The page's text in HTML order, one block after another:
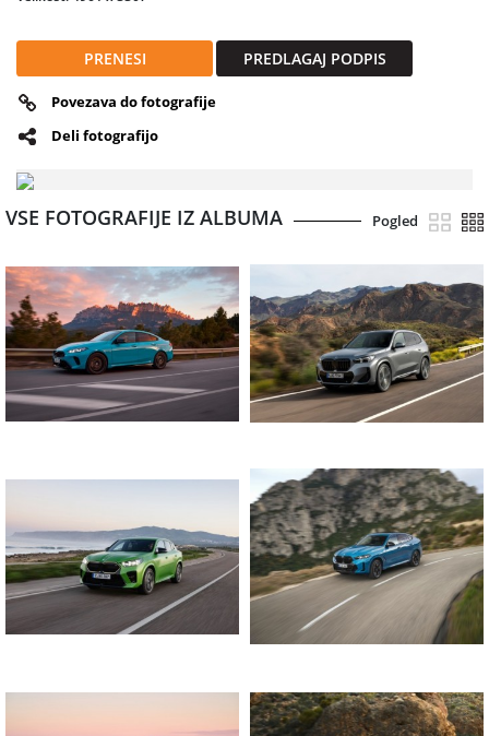
najbolj prepoznavnih avtomobilskih znamk na svetu.
PRENESI PREDLAGAJ PODPIS
Povezava do fotografije
Deli fotografijo
VSE FOTOGRAFIJE IZ ALBUMA Pogled